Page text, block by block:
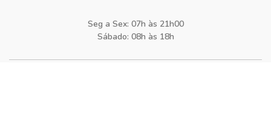
Seg a Sex: 07h às 21h00
Sábado: 08h às 18h